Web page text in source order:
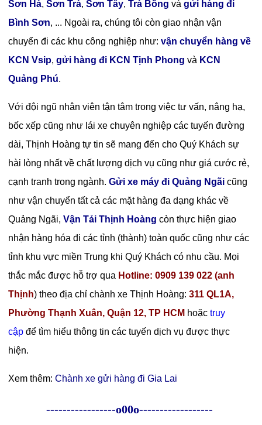
Sơn Hà, Sơn Trà, Sơn Tây, Trà Bồngvà gửi hàng đi
Bình Sơn, ... Ngoài ra, chúng tôi còn giao nhận vận
chuyển đi các khu công nghiệp như:vận chuyển hàng về
KCN Vsip,gửi hàng đi KCN Tịnh Phong và KCN
Quảng Phú.
Với đội ngũ nhân viên tận tâm trong việc tư vấn, nâng hạ,
bốc xếp cũng như lái xe chuyên nghiệp các tuyến đường
dài, Thịnh Hoàng tự tin sẽ mang đến cho Quý Khách sự
hài lòng nhất về chất lượng dịch vụ cũng như giá cước rẻ,
cạnh tranh trong ngành.Gửi xe máy đi Quảng Ngãi cũng
như vận chuyển tất cả các mặt hàng đa dạng khác về
Quảng Ngãi,Vận Tải Thịnh Hoàng còn thực hiện giao
nhận hàng hóa đi các tỉnh (thành) toàn quốc cũng như các
tỉnh khu vực miền Trung khi Quý Khách có nhu cầu. Mọi
thắc mắc được hỗ trợ qua Hotline: 0909 139 022 (anh
Thịnh) theo địa chỉ chành xe Thịnh Hoàng:311 QL1A,
Phường Thạnh Xuân, Quận 12, TP HCM hoặctruy
cập để tìm hiểu thông tin các tuyến dịch vụ được thực
hiện.
Xem thêm:Chành xe gửi hàng đi Gia Lai
-----------------o00o------------------